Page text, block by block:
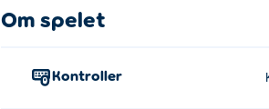
Vänsterklicka för att attackera. Senare
Vem skapade Fruits of Fury?
Om spelet
Kontroller